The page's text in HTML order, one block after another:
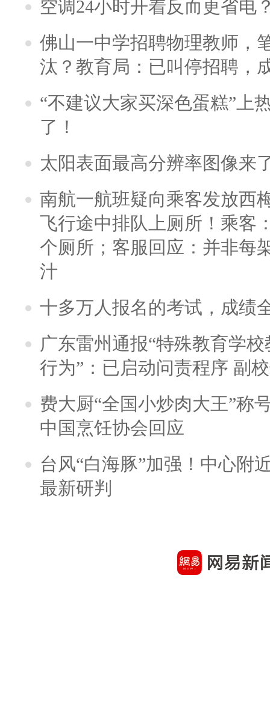
空调24小时开着反而更省电
佛山一中学招聘物理教师，
汰？教育局：已叫停招聘，
“不建议大家买深色蛋糕”上
了！
太阳表面最高分辨率图像来
南航一航班疑向乘客发放西
飞行途中排队上厕所！乘客
个厕所；客服回应：并非每
汁
十多万人报名的考试，成绩
广东雷州通报“特殊教育学
行为”：已启动问责程序 副
费大厨“全国小炒肉大王”称
中国烹饪协会回应
台风“白海豚”加强！中心附
最新研判